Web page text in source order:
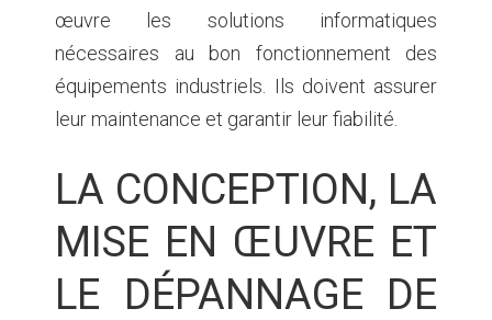
œuvre les solutions informatiques
nécessaires au bon fonctionnement des
équipements industriels. Ils doivent assurer
leur maintenance et garantir leur fiabilité.
LA CONCEPTION, LA
MISE EN ŒUVRE ET
LE DÉPANNAGE DE